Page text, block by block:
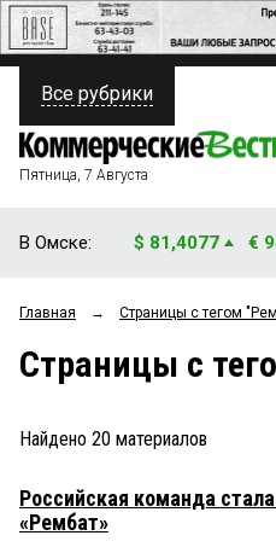
ПОЛИТИКА
ФИНАНСЫ
ОБЩЕСТВО
ЗАКОН
НОВОСТИ КОМПАНИЙ
Все рубрики
Пятница, 7 Августа
В Омске: $ 81,4077 €
Главная → Страницы c тегом
Страницы c
Найдено 20 материалов
Российская команда
«Рембат»